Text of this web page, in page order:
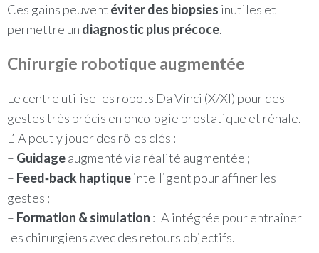
Ces gains peuvent éviter des biopsies inutiles et
permettre un diagnostic plus précoce.
Chirurgie robotique augmentée
Le centre utilise les robots Da Vinci (X/XI) pour des
gestes très précis en oncologie prostatique et rénale.
L’IA peut y jouer des rôles clés :
– Guidageaugmenté via réalité augmentée ;
– Feed‑back haptiqueintelligent pour affiner les
gestes ;
– Formation & simulation : IA intégrée pour entraîner
les chirurgiens avec des retours objectifs.